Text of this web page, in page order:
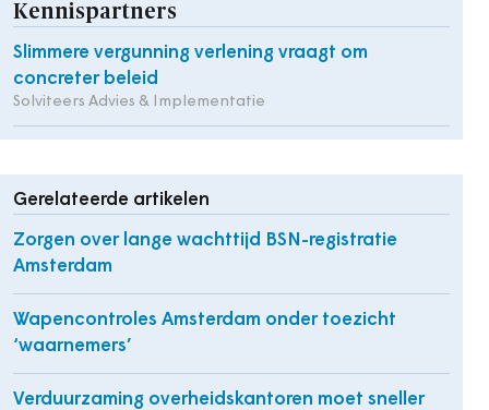
Kennispartners
Slimmere vergunning verlening vraagt om
concreter beleid
Solviteers Advies & Implementatie
Gerelateerde artikelen
Zorgen over lange wachttijd BSN-registratie
Amsterdam
Wapencontroles Amsterdam onder toezicht
‘waarnemers’
Verduurzaming overheidskantoren moet sneller